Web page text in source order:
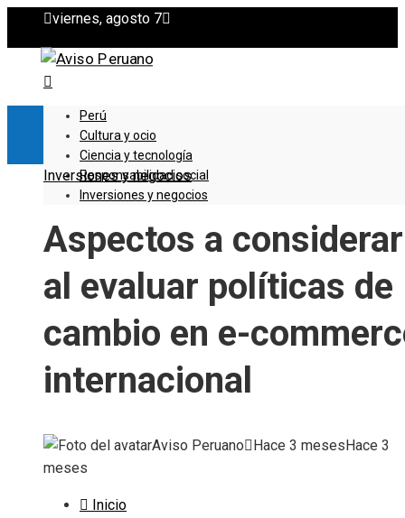
viernes, agosto 7
Perú
Cultura y ocio
Ciencia y tecnología
Responsabilidad social
Inversiones y negocios
Inversiones y negocios
Aspectos a considerar
al evaluar políticas de
cambio en e-
internacional
Aviso Peruano Hace 3 meses Hace 3
meses
Inicio